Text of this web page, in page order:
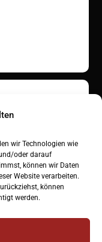
wir Technologien wie
oder darauf
können wir Daten
Website verarbeiten.
können
werden.